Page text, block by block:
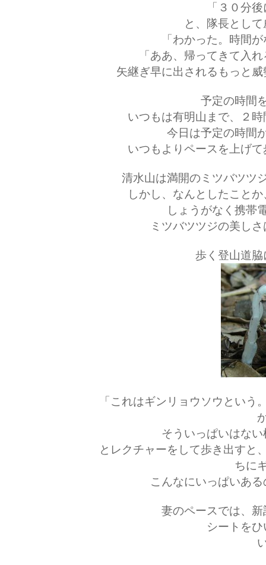
「３０分
と、隊長とし
「わかった。時間
「ああ、帰ってきて入
矢継ぎ早に出されるもっと
予定の時間
いつもは有明山まで、２
今日は予定の時間
いつもよりペースを上げ
清水山は満開のミツバツツ
しかし、なんとしたこと
しょうがなく携帯
ミツバツツジの美し
歩く登山道
「これはギンリョウソウとい
そういっぱいはな
とレクチャーをして歩き出すと
ちに
こんなにいっぱいあ
妻のペースでは、
シートを